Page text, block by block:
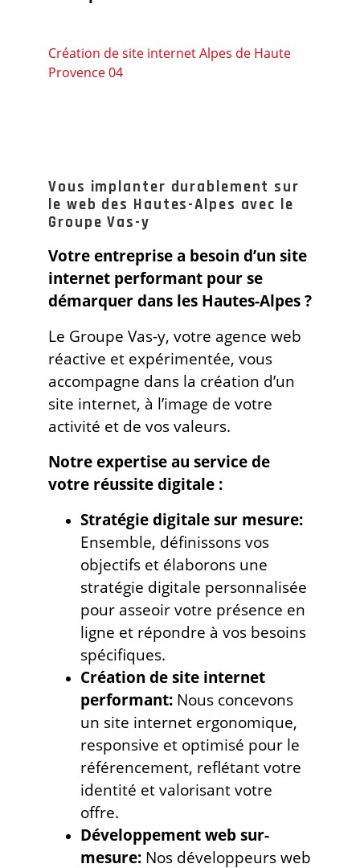
Création de site internet Alpes de Haute
Provence 04
Vous implanter durablement sur
le web des Hautes-Alpes avec le
Groupe Vas-y
Votre entreprise a besoin d’un site
internet performant pour se
démarquer dans les Hautes-Alpes ?
Le Groupe Vas-y, votre agence web
réactive et expérimentée, vous
accompagne dans la création d’un
site internet, à l’image de votre
activité et de vos valeurs.
Notre expertise au service de
votre réussite digitale :
Stratégie digitale sur mesure:
Ensemble, définissons vos
objectifs et élaborons une
stratégie digitale personnalisée
pour asseoir votre présence en
ligne et répondre à vos besoins
spécifiques.
Création de site internet
performant: Nous concevons
un site internet ergonomique,
responsive et optimisé pour le
référencement, reflétant votre
identité et valorisant votre
offre.
Développement web sur-
mesure: Nos développeurs web